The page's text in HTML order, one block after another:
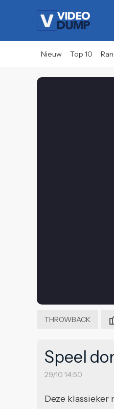
Nieuw Top 10
THROWBACK
Speel
29/10 14:50
Deze klassieker